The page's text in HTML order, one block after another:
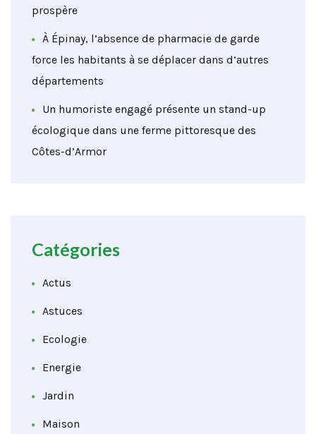
prospère
À Épinay, l’absence de pharmacie de garde
force les habitants à se déplacer dans d’autres
départements
Un humoriste engagé présente un stand-up
écologique dans une ferme pittoresque des
Côtes-d’Armor
Catégories
Actus
Astuces
Ecologie
Energie
Jardin
Maison